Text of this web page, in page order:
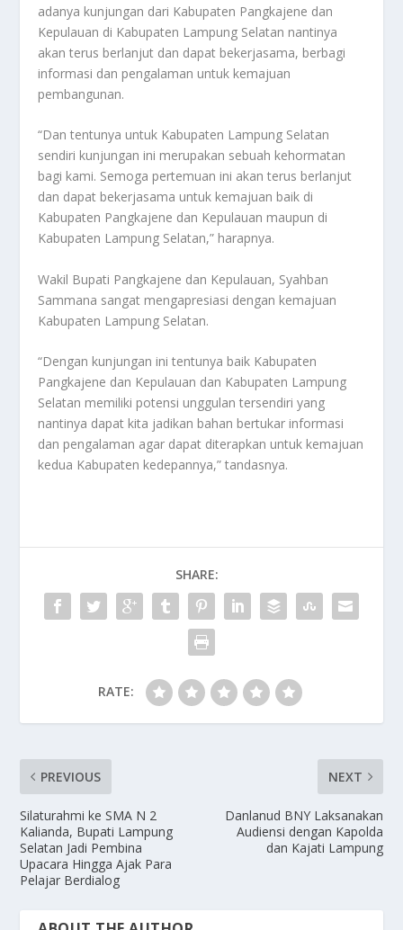
adanya kunjungan dari Kabupaten Pangkajene dan
Kepulauan di Kabupaten Lampung Selatan nantinya
akan terus berlanjut dan dapat bekerjasama, berbagi
informasi dan pengalaman untuk kemajuan
pembangunan.
“Dan tentunya untuk Kabupaten Lampung Selatan
sendiri kunjungan ini merupakan sebuah kehormatan
bagi kami. Semoga pertemuan ini akan terus berlanjut
dan dapat bekerjasama untuk kemajuan baik di
Kabupaten Pangkajene dan Kepulauan maupun di
Kabupaten Lampung Selatan,” harapnya.
Wakil Bupati Pangkajene dan Kepulauan, Syahban
Sammana sangat mengapresiasi dengan kemajuan
Kabupaten Lampung Selatan.
“Dengan kunjungan ini tentunya baik Kabupaten
Pangkajene dan Kepulauan dan Kabupaten Lampung
Selatan memiliki potensi unggulan tersendiri yang
nantinya dapat kita jadikan bahan bertukar informasi
dan pengalaman agar dapat diterapkan untuk kemajuan
kedua Kabupaten kedepannya,” tandasnya.
SHARE:
RATE:
PREVIOUS
Silaturahmi ke SMA N 2
Kalianda, Bupati Lampung
Selatan Jadi Pembina
Upacara Hingga Ajak Para
Pelajar Berdialog
NEXT
Danlanud BNY Laksanakan
Audiensi dengan Kapolda
dan Kajati Lampung